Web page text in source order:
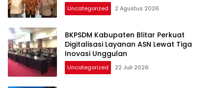
Uncategorized 2 Agustus 2026
BKPSDM Kabupaten Blitar Perkuat
Digitalisasi Layanan ASN Lewat Tiga
Inovasi Unggulan
Uncategorized 22 Juli 2026